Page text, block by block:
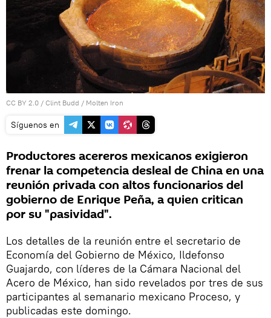
CC BY 2.0 / Clint Budd / Molten Iron
Síguenos en
Productores acereros mexicanos exigieron
frenar la competencia desleal de China en una
reunión privada con altos funcionarios del
gobierno de Enrique Peña, a quien critican
por su "pasividad".
Los detalles de la reunión entre el secretario de
Economía del Gobierno de México, Ildefonso
Guajardo, con líderes de la Cámara Nacional del
Acero de México, han sido revelados por tres de sus
participantes al semanario mexicano Proceso, y
publicadas este domingo.